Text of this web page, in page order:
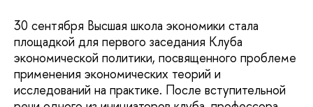
30 сентября Высшая школа экономики стала
площадкой для первого заседания Клуба
экономической политики, посвященного проблеме
применения экономических теорий и
исследований на практике. После вступительной